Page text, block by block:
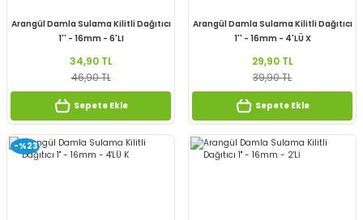
Arangül Damla Sulama Kilitli Dağıtıcı
1'' - 16mm - 6'LI
34,90 TL
46,90 TL
Sepete Ekle
Arangül Damla Sulama Kilitli Dağıtıcı
1'' - 16mm - 4'LÜ X
29,90 TL
39,90 TL
Sepete Ekle
-%23